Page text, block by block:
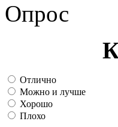
Опрос
Отлично
Можно и лучше
Хорошо
Плохо